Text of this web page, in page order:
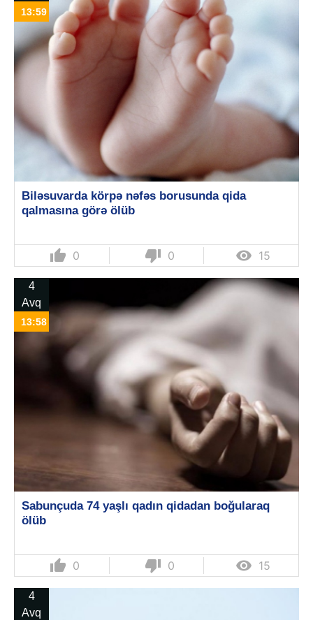
13:59
Biləsuvarda körpə nəfəs borusunda qida
qalmasına görə ölüb
thumb_up 0 thumb_down 0  15
4
Avq
13:58
Sabunçuda 74 yaşlı qadın qidadan boğularaq
ölüb
thumb_up 0 thumb_down 0  15
4
Avq